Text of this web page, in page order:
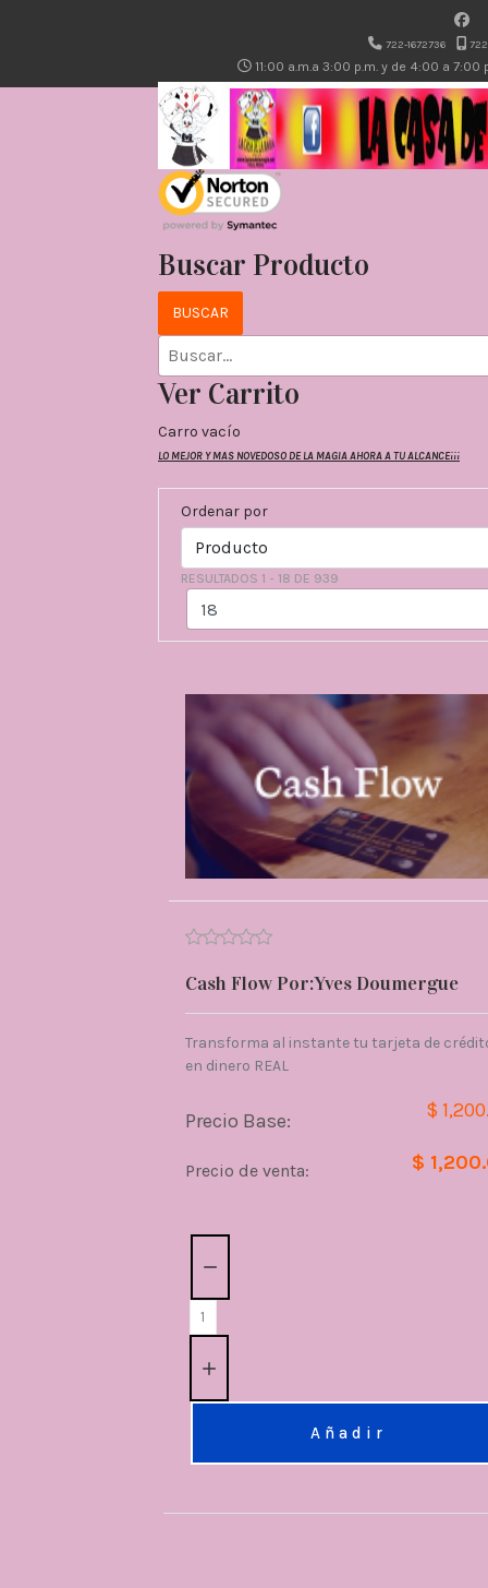
722-1672736
11:00 a.m.a 3:00 p.m. y de 4:00 a 7:00
Buscar Producto
Ver Carrito
Carro vacío
LO MEJOR Y MAS NOVEDOSO DE LA MAGIA AHORA A TU ALCANCE¡¡¡
Ordenar por
RESULTADOS 1 - 18 DE 939
Cash Flow Por:Yves Doumergue
Transforma al instante tu tarjeta de
en dinero REAL
Precio Base: $
Precio de venta: $
Añadir